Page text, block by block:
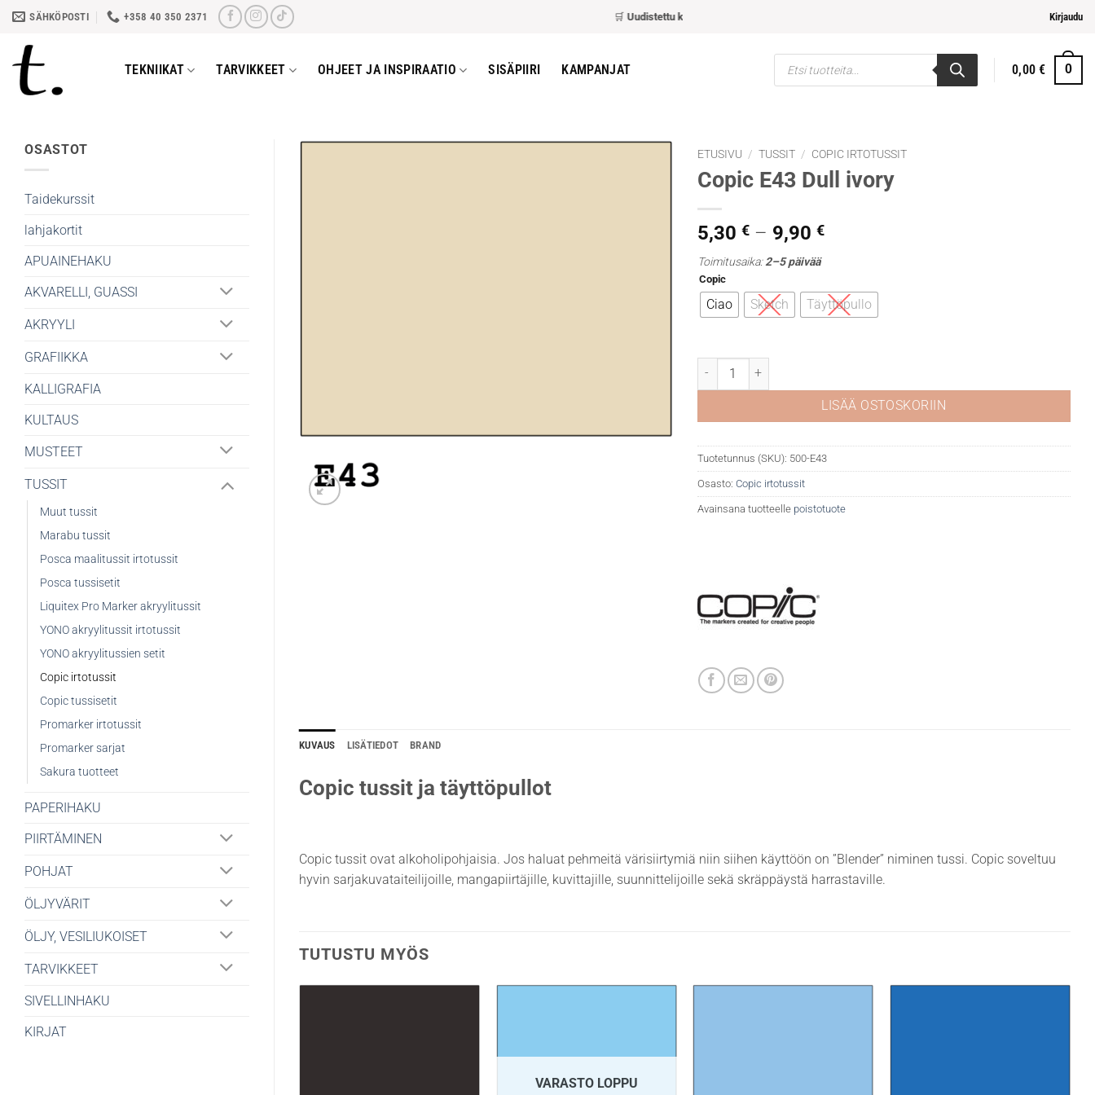
Skip
content
SÄHKÖPOSTI +358 40 350 2371 Uudistettu kassa Kirjaudu
TEKNIIKAT TARVIKKEET OHJEET JA INSPIRAATIO SISÄPIIRI KAMPANJAT
Products
search
0,00€ 0
OSASTOT
Taidekurssit
lahjakortit
APUAINEHAKU
AKVARELLI, GUASSI
AKRYYLI
GRAFIIKKA
KALLIGRAFIA
KULTAUS
MUSTEET
TUSSIT
Muut tussit
Marabu tussit
Posca maalitussit irtotussit
Posca tussisetit
Liquitex Pro Marker akryylitussit
YONO akryylitussit irtotussit
YONO akryylitussien setit
Copic irtotussit
Copic tussisetit
Promarker irtotussit
Promarker sarjat
Sakura tuotteet
PAPERIHAKU
PIIRTÄMINEN
POHJAT
ÖLJYVÄRIT
ÖLJY, VESILIUKOISET
TARVIKKEET
SIVELLINHAKU
KIRJAT
ETUSIVU / TUSSIT / COPIC IRTOTUSSIT
Copic E43 Dull ivory
5,30 € – 9,90 €Hintaluokka:
9,90 €
Toimitusaika:2–5 päivää
Copic
Ciao Sketch Täyttöpullo
Copic E43 Dull ivory määrä
LISÄÄ OSTOSKORIIN
Tuotetunnus (SKU): 500-E43
Osasto: Copic irtotussit
Avainsana tuotteelle poistotuote
KUVAUS LISÄTIEDOT BRAND
Copic tussit ja täyttöpullot
Copic tussit ovat alkoholipohjaisia. Jos haluat pehmeitä värisiirtymiä niin siihen käyttöön on ”Blender” niminen tussi. Copic soveltuu
hyvin sarjakuvataiteilijoille, mangapiirtäjille, kuvittajille, suunnittelijoille sekä skräppäystä harrastaville.
TUTUSTU MYÖS
VARASTO LOPPU